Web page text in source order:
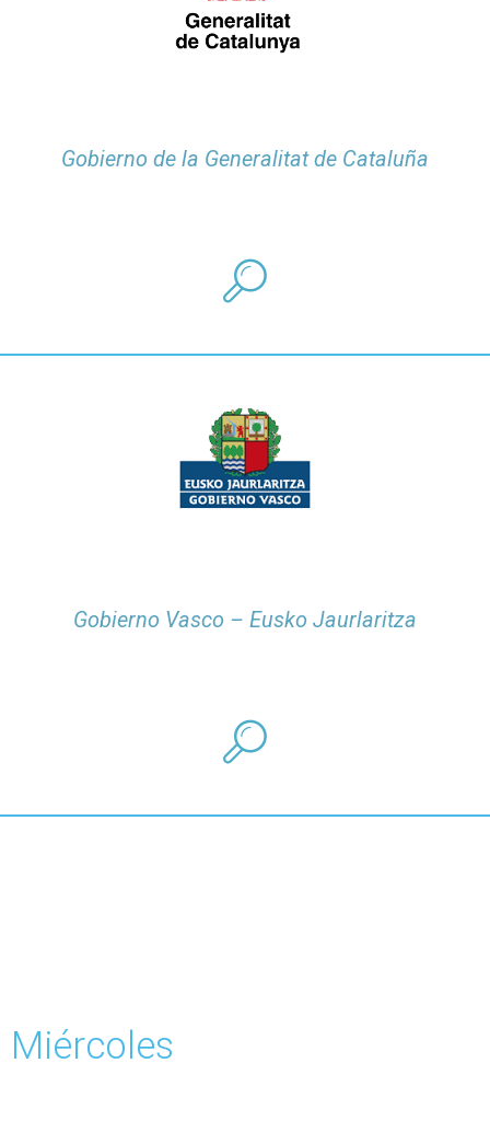
Gobierno de la Generalitat de Cataluña
Gobierno Vasco – Eusko Jaurlaritza
Miércoles